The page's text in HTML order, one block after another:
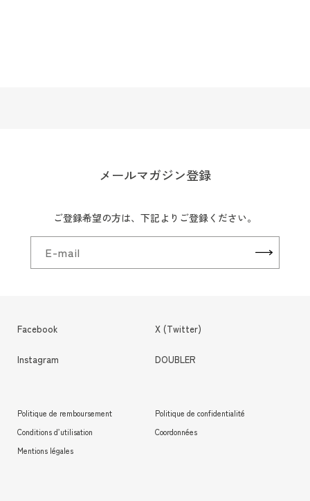
メールマガジン登録
ご登録希望の方は、下記よりご登録ください。
E-mail
Facebook X (Twitter)
Instagram DOUBLER
Politique de remboursement
Politique de confidentialité
Conditions d’utilisation
Coordonnées
Mentions légales